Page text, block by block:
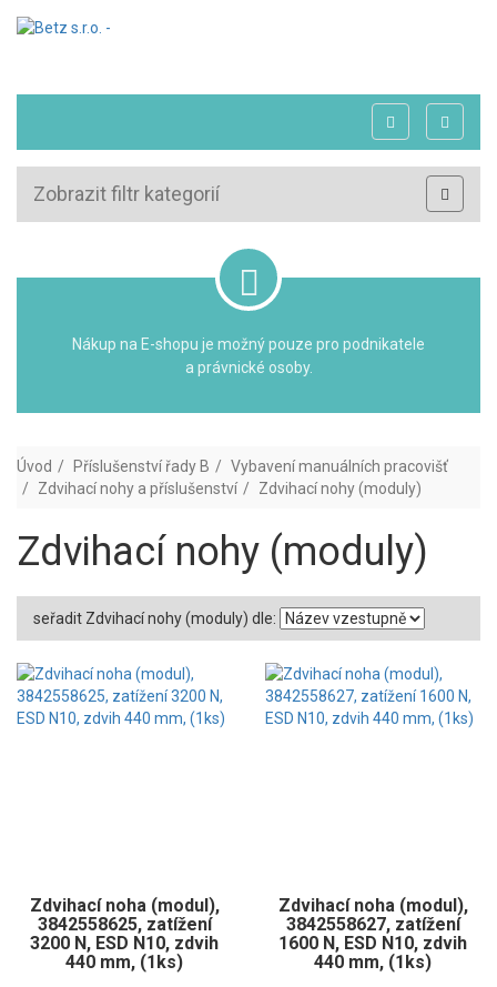
Zobrazit filtr kategorií
Nákup na E-shopu je možný pouze pro podnikatele
a právnické osoby.
Úvod Příslušenství řady B
Vybavení manuálních pracovišť
Zdvihací nohy a příslušenství
Zdvihací nohy (moduly)
Zdvihací nohy (moduly)
seřadit Zdvihací nohy (moduly) dle:
Zdvihací noha (modul),
3842558625, zatížení
3200 N, ESD N10, zdvih
440 mm, (1ks)
Zdvihací noha (modul),
3842558627, zatížení
1600 N, ESD N10, zdvih
440 mm, (1ks)